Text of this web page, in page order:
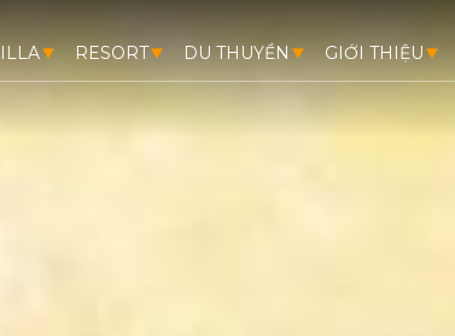
RESORT DU THUYỀN GIỚI THIỆU